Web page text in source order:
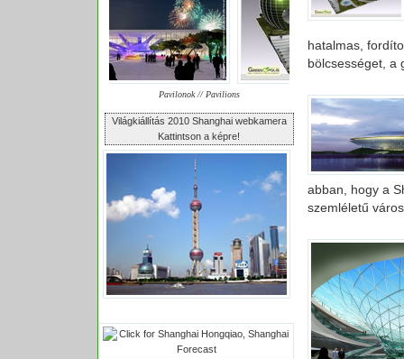
Pavilonok // Pavilions
Világkiállítás 2010 Shanghai webkamera
Kattintson a képre!
hatalmas,
bölcsességet, a
abban, hogy a
szemléletű